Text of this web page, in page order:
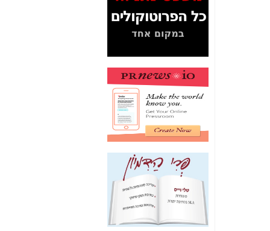
לאיש הלא נכון! -כאן
עובדות ומסמכים
האם ביבי כשר
תקשורת עזר לקב'
בזק? -כאן
מה מקור ה-Fake
News שהביא לתפירת
תיק לביבי והעלמת
החשודים הנכונים -כאן
אחת הרגליים של "תיק
4000 התפור"
התמוטטה היום
בניצחון (כפול) של בזק
-
כאן
איך כתבות מפנקות